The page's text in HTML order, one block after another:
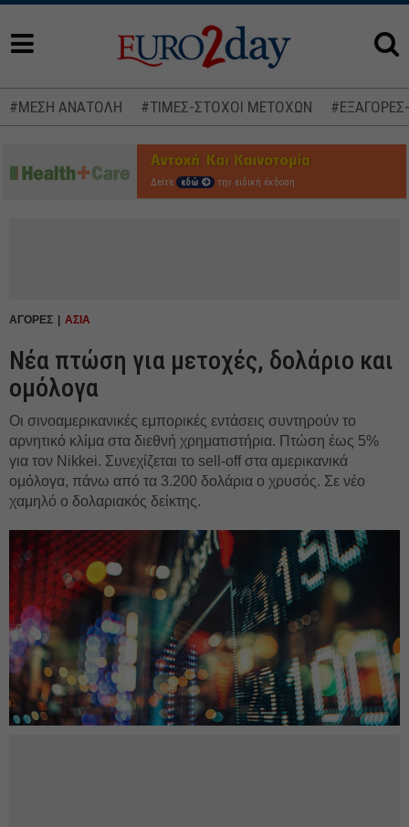
#ΜΕΣΗ ΑΝΑΤΟΛΗ #ΤΙΜΕΣ-ΣΤΟΧΟΙ ΜΕΤΟΧΩΝ
Δείτε εδώ την ειδική έκδοση
ΑΓΟΡΕΣ ΑΣΙΑ
Νέα πτώση για μετοχές, δολάριο και
ομόλογα
Οι σινοαμερικανικές εμπορικές εντάσεις συντηρούν το
αρνητικό κλίμα στα διεθνή χρηματιστήρια. Πτώση έως 5%
για τον Nikkei. Συνεχίζεται το sell-off στα αμερικανικά
ομόλογα, πάνω από τα 3.200 δολάρια ο χρυσός. Σε νέο
χαμηλό ο δολαριακός δείκτης.